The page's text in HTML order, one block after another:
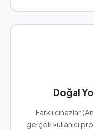
Doğal
Farklı cihazlar
gerçek kullanıcı